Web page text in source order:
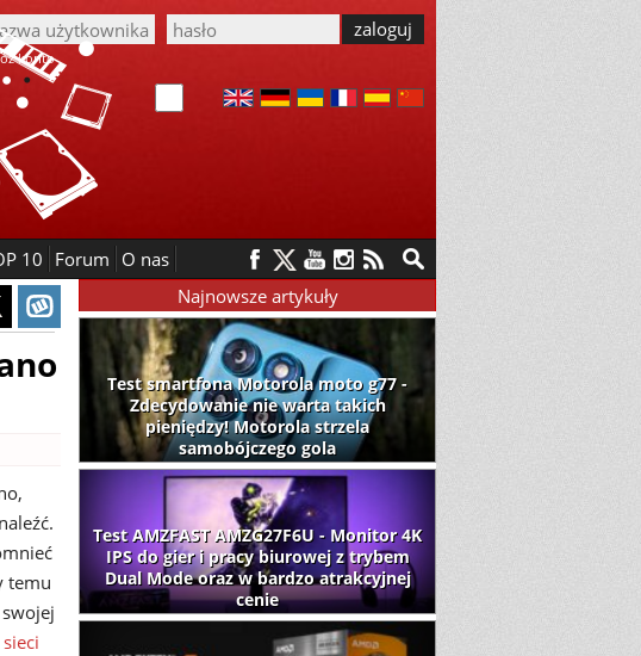
konto
10 Forum O nas
temu
Najnowsze artykuły
Test smartfona Motorola moto g77 -
Zdecydowanie nie warta takich
pieniędzy! Motorola strzela
samobójczego gola
Test AMZFAST AMZG27F6U - Monitor 4K
IPS do gier i pracy biurowej z trybem
Dual Mode oraz w bardzo atrakcyjnej
cenie